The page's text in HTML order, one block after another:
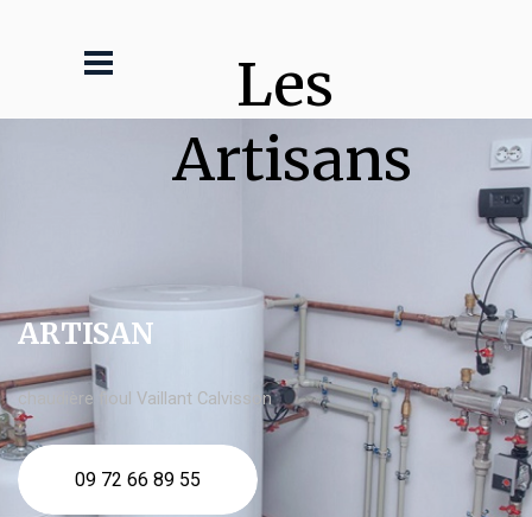
Les
Artisans
ARTISAN
chaudière fioul Vaillant Calvisson
09 72 66 89 55